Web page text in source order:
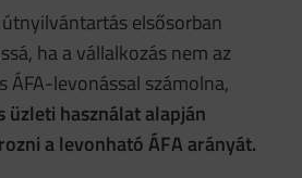
elsősorban
ha a vállalkozás nem az
ÁFA-levonással számolna,
üzleti használat alapján
a levonható ÁFA arányát.